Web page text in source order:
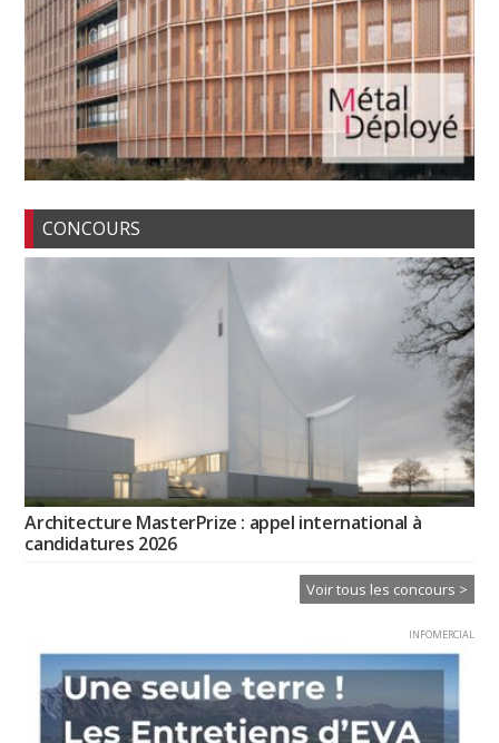
CONCOURS
Architecture MasterPrize : appel international à
candidatures 2026
Voir tous les concours >
INFOMERCIAL